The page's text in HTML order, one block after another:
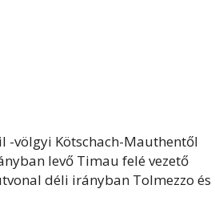
-völgyi Kötschach-Mauthentől
levő Timau felé vezető
déli irányban Tolmezzo és